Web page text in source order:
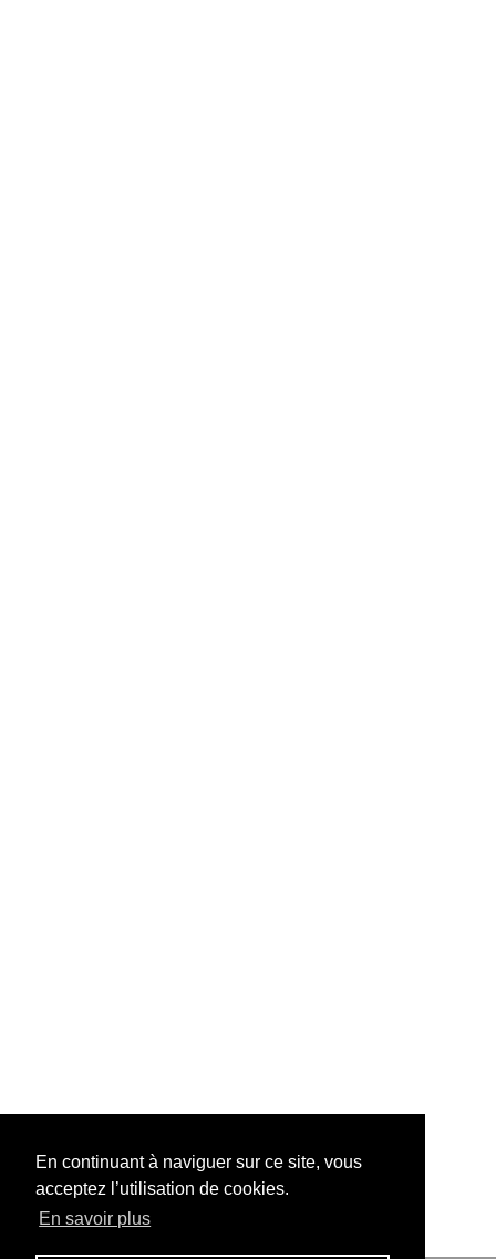
En continuant à naviguer sur ce site, vous
acceptez l’utilisation de cookies.
En savoir plus